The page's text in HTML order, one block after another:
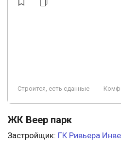
Строится, есть сданные
ЖК Веер парк
Застройщик: ГК Ривьера